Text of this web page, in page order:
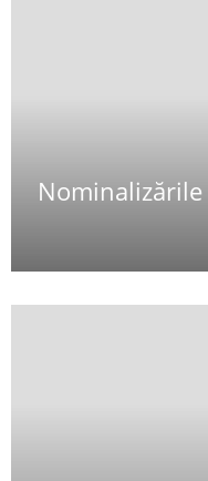
Nominalizările